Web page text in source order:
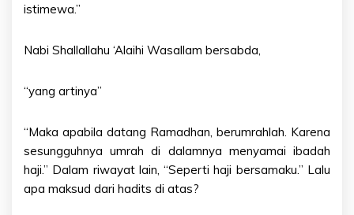
istimewa.”
Nabi Shallallahu ‘Alaihi Wasallam bersabda,
“yang artinya”
“Maka apabila datang Ramadhan, berumrahlah. Karena
sesungguhnya umrah di dalamnya menyamai ibadah
haji.” Dalam riwayat lain, “Seperti haji bersamaku.” Lalu
apa maksud dari hadits di atas?